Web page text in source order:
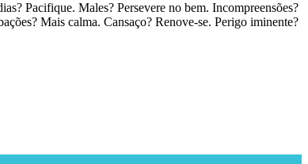
Pacifique. Males? Persevere no bem. Incompreensões?
Mais calma. Cansaço? Renove-se. Perigo iminente?